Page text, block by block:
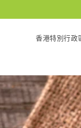
國
地
區